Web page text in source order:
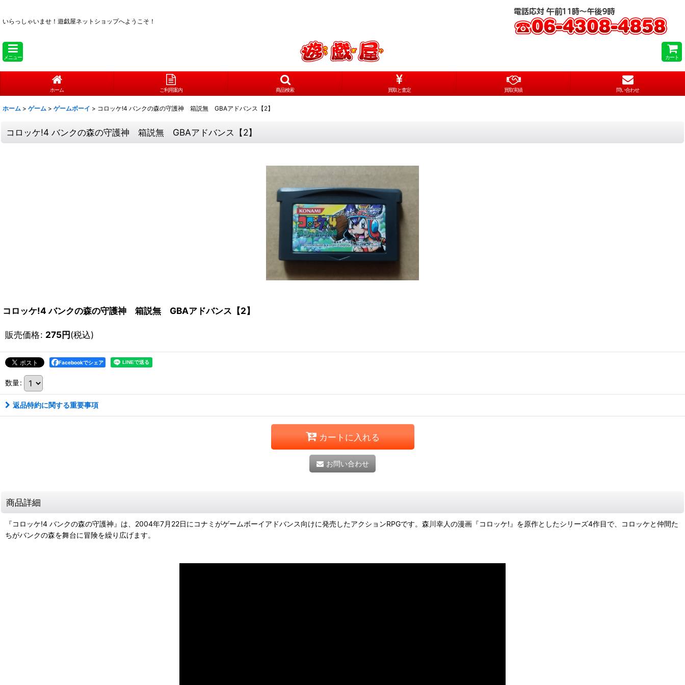
いらっしゃいませ！ 遊戯屋ネットショップへようこそ！
メニュー カート
ホーム ご利用案内 商品検索 買取と査定 買取実績 問い合わせ
ホーム > ゲーム > ゲームボーイ > コロッケ!4 バンクの森の守護神 箱説無 GBAアドバンス【2】
コロッケ!4 バンクの森の守護神 箱説無 GBAアドバンス【2】
コロッケ!4 バンクの森の守護神 箱説無 GBAアドバンス【2】
販売価格: 275円(税込)
Facebookでシェア
数量:
返品特約に関する重要事項
カートに入れる
お問い合わせ
商品詳細
『コロッケ!4 バンクの森の守護神』は、2004年7月22日にコナミがゲームボーイアドバンス向けに発売したアクションRPGです。森川幸人の漫画『コロッケ!』を原作としたシリーズ4作目で、コロッケと仲間た
ちがバンクの森を舞台に冒険を繰り広げます。